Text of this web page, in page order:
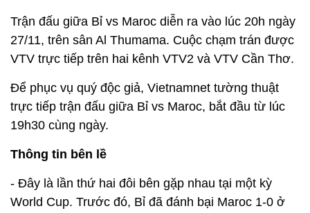
Trận đấu giữa Bỉ vs Maroc diễn ra vào lúc 20h ngày
27/11, trên sân Al Thumama. Cuộc chạm trán được
VTV trực tiếp trên hai kênh VTV2 và VTV Cần Thơ.
Để phục vụ quý độc giả, Vietnamnet tường thuật
trực tiếp trận đấu giữa Bỉ vs Maroc, bắt đầu từ lúc
19h30 cùng ngày.
Thông tin bên lề
- Đây là lần thứ hai đôi bên gặp nhau tại một kỳ
World Cup. Trước đó, Bỉ đã đánh bại Maroc 1-0 ở